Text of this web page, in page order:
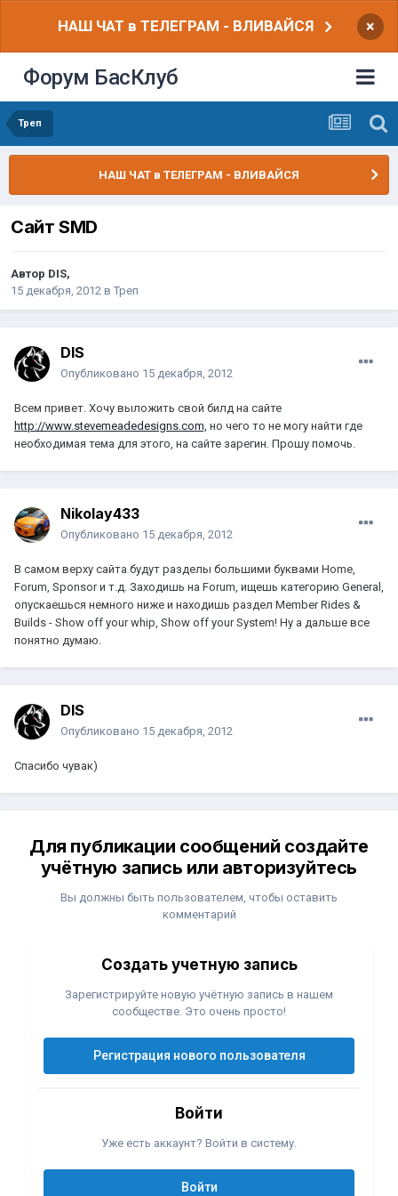
НАШ ЧАТ в ТЕЛЕГРАМ - ВЛИВАЙСЯ ×
Форум БасКлуб
Треп
НАШ ЧАТ в ТЕЛЕГРАМ - ВЛИВАЙСЯ
Сайт SMD
Автор DIS,
15 декабря, 2012 в Треп
DIS
Опубликовано 15 декабря, 2012
Всем привет. Хочу выложить свой билд на сайте
http://www.stevemeadedesigns.com, но чего то не могу найти где
необходимая тема для этого, на сайте зарегин. Прошу помочь.
Nikolay433
Опубликовано 15 декабря, 2012
В самом верху сайта будут разделы большими буквами Home,
Forum, Sponsor и т.д. Заходишь на Forum, ищешь категорию General,
опускаешься немного ниже и находишь раздел Member Rides &
Builds - Show off your whip, Show off your System! Ну а дальше все
понятно думаю.
DIS
Опубликовано 15 декабря, 2012
Спасибо чувак)
Для публикации сообщений создайте
учётную запись или авторизуйтесь
Вы должны быть пользователем, чтобы оставить
комментарий
Создать учетную запись
Зарегистрируйте новую учётную запись в нашем
сообществе. Это очень просто!
Регистрация нового пользователя
Войти
Уже есть аккаунт? Войти в систему.
Войти